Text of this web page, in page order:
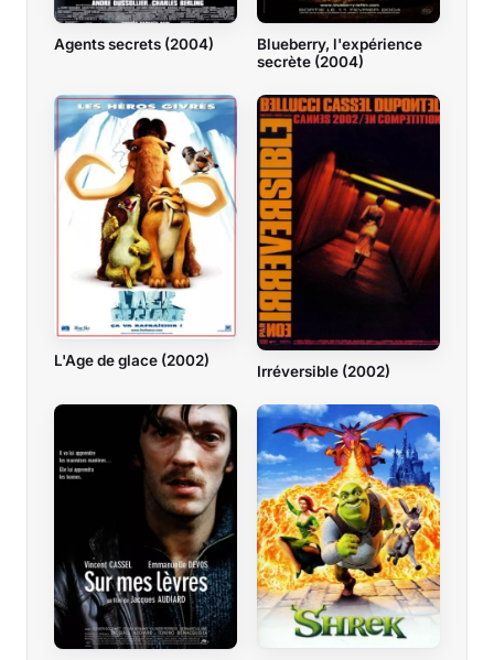
Agents secrets (2004)
Blueberry, l'expérience
secrète (2004)
L'Age de glace (2002)
Irréversible (2002)